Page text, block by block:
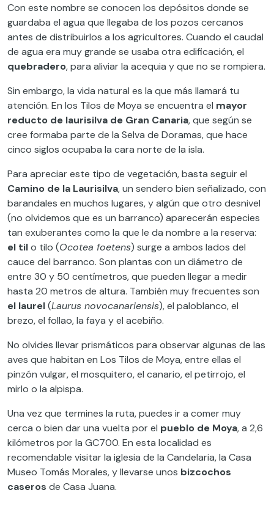
Con este nombre se conocen los depósitos donde se
guardaba el agua que llegaba de los pozos cercanos
antes de distribuirlos a los agricultores. Cuando el caudal
de agua era muy grande se usaba otra edificación, el
quebradero, para aliviar la acequia y que no se rompiera.
Sin embargo, la vida natural es la que más llamará tu
atención. En los Tilos de Moya se encuentra el mayor
reducto de laurisilva de Gran Canaria, que según se
cree formaba parte de la Selva de Doramas, que hace
cinco siglos ocupaba la cara norte de la isla.
Para apreciar este tipo de vegetación, basta seguir el
Camino de la Laurisilva, un sendero bien señalizado, con
barandales en muchos lugares, y algún que otro desnivel
(no olvidemos que es un barranco) aparecerán especies
tan exuberantes como la que le da nombre a la reserva:
el tilo tilo (Ocotea foetens) surge a ambos lados del
cauce del barranco. Son plantas con un diámetro de
entre 30 y 50 centímetros, que pueden llegar a medir
hasta 20 metros de altura. También muy frecuentes son
el laurel(Laurus novocanariensis), el paloblanco, el
brezo, el follao, la faya y el acebiño.
No olvides llevar prismáticos para observar algunas de las
aves que habitan en Los Tilos de Moya, entre ellas el
pinzón vulgar, el mosquitero, el canario, el petirrojo, el
mirlo o la alpispa.
Una vez que termines la ruta, puedes ir a comer muy
cerca o bien dar una vuelta por el pueblo de Moya, a 2,6
kilómetros por la GC700. En esta localidad es
recomendable visitar la iglesia de la Candelaria, la Casa
Museo Tomás Morales, y llevarse unos bizcochos
caseros de Casa Juana.